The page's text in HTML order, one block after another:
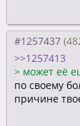
#1257437
>>1257413
> может её
по своему
причине